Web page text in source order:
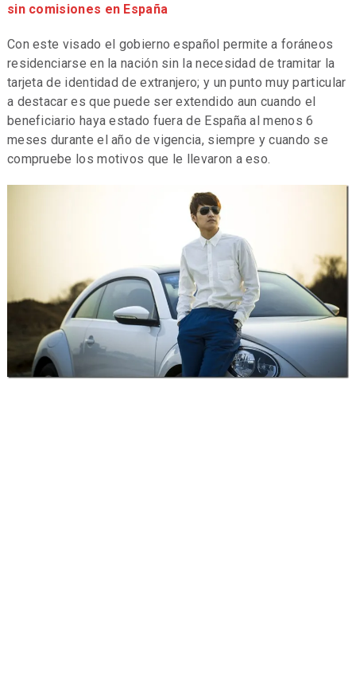
sin comisiones en España
Con este visado el gobierno español permite a foráneos
residenciarse en la nación sin la necesidad de tramitar la
tarjeta de identidad de extranjero; y un punto muy particular
a destacar es que puede ser extendido aun cuando el
beneficiario haya estado fuera de España al menos 6
meses durante el año de vigencia, siempre y cuando se
compruebe los motivos que le llevaron a eso.